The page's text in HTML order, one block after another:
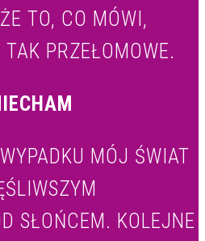
TO, CO MÓWI,
PRZEŁOMOWE.
MÓJ ŚWIAT
SŁOŃCEM. KOLEJNE